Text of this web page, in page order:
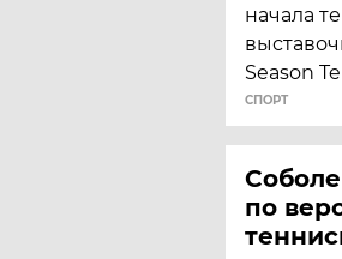
начала
Season
СПОРТ
по